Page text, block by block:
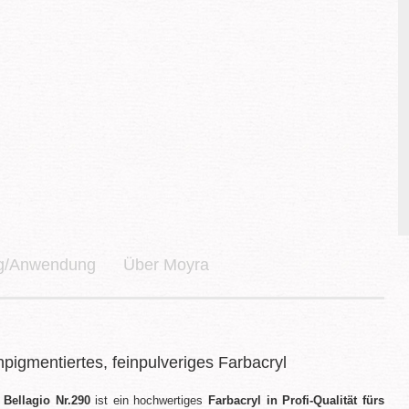
Anwendung Über Moyra
feinpulveriges Farbacryl
Bellagio Nr.290ist ein hochwertiges Farbacryl in Profi-Qualität fürs